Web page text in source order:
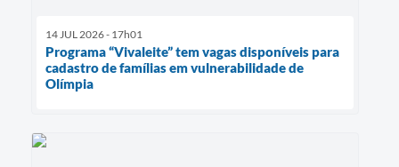
14 JUL 2026 - 17h01
Programa “Vivaleite” tem vagas disponíveis para
cadastro de famílias em vulnerabilidade de
Olímpia